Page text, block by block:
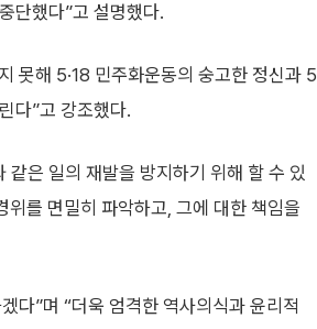
단했다”고 설명했다.
못해 5·18 민주화운동의 숭고한 정신과 5
다”고 강조했다.
같은 일의 재발을 방지하기 위해 할 수 있
를 면밀히 파악하고, 그에 대한 책임을
다”며 “더욱 엄격한 역사의식과 윤리적